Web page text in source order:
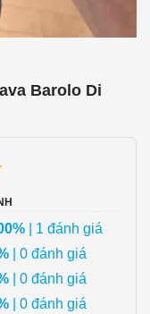
Barolo Di
| 1 đánh giá
| 0 đánh giá
| 0 đánh giá
| 0 đánh giá